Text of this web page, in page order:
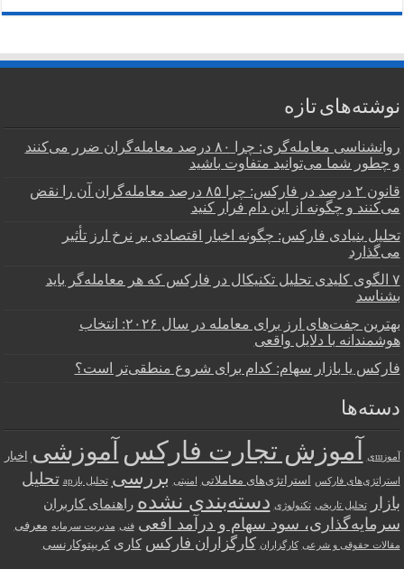
نوشته‌های تازه
روانشناسی معامله‌گری: چرا ۸۰ درصد معامله‌گران ضرر می‌کنند
و چطور شما می‌توانید متفاوت باشید
قانون ۲ درصد در فارکس: چرا ۸۵ درصد معامله‌گران آن را نقض
می‌کنند و چگونه از این دام فرار کنید
تحلیل بنیادی فارکس: چگونه اخبار اقتصادی بر نرخ ارز تأثیر
می‌گذارد
۷ الگوی کلیدی تحلیل تکنیکال در فارکس که هر معامله‌گر باید
بشناسد
بهترین جفت‌های ارز برای معامله در سال ۲۰۲۶: انتخاب
هوشمندانه با دلایل واقعی
فارکس یا بازار سهام: کدام برای شروع منطقی‌تر است؟
دسته‌ها
آموزшی آموزش تجارت فارکس آموزشی اخبار
استراتژی‌های فارکس استراتژی‌های معاملاتی امنیتی بررسی تحلیل بازар
تحلیل
بازار
تحلیل تاریخی تکنولوژی دسته‌بندی نشده راهنمای کاربران
سرمایه‌گذاری، سود سهام و درآمد افعی فنی مدیریت سرمایه معرفی
مقالات حقوقی و شرعی کارگزاران کارگزاران فارکس کاری کریپتوکارنسی